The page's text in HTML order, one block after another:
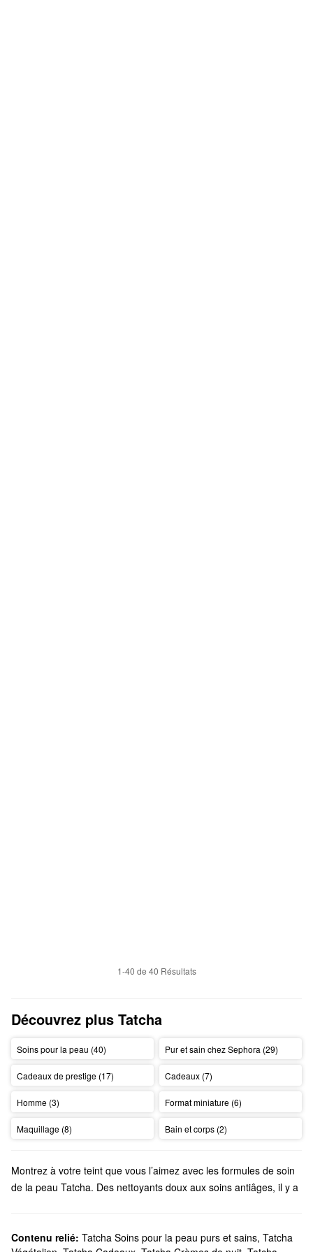
1-40 de 40 Résultats
Découvrez plus Tatcha
Soins pour la peau (40) Pur et sain chez Sephora (29)
Cadeaux de prestige (17) Cadeaux (7)
Homme (3) Format miniature (6)
Maquillage (8) Bain et corps (2)
Montrez à votre teint que vous l’aimez avec les formules de soin
de la peau Tatcha. Des nettoyants doux aux soins antiâges, il y a
Tatcha est une marque exclusive à Sephora et nous offrons des
Contenu relié: Tatcha Soins pour la peau purs et sains, Tatcha